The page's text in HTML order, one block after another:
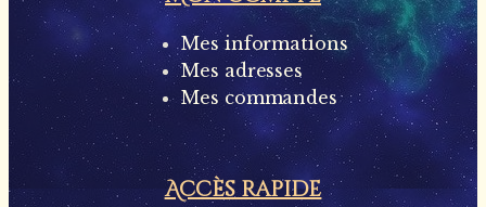
Mes informations
Mes adresses
Mes commandes
Accès rapide